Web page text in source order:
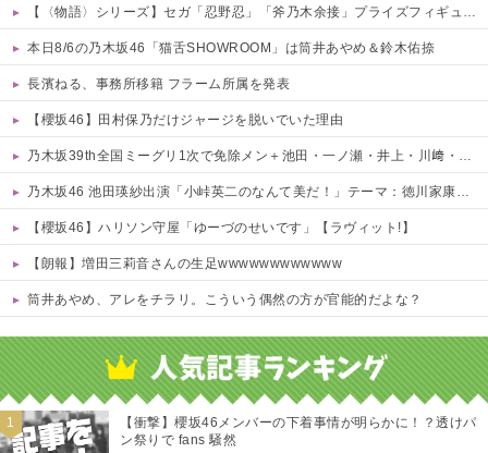
【〈物語〉シリーズ】セガ「忍野忍」「斧乃木余接」プライズフィギュア【彩色原型公開】
本日8/6の乃木坂46「猫舌SHOWROOM」は筒井あやめ＆鈴木佑捺
長濱ねる、事務所移籍 フラーム所属を発表
【櫻坂46】田村保乃だけジャージを脱いでいた理由
乃木坂39th全国ミーグリ1次で免除メン＋池田・一ノ瀬・井上・川﨑・菅原・中西が全完売
乃木坂46 池田瑛紗出演「小峠英二のなんて美だ！」テーマ：徳川家康【2025.8.5 24:00〜 TOKYO MX】
【櫻坂46】ハリソン守屋「ゆーづのせいです」【ラヴィット!】
【朗報】増田三莉音さんの生足wwwwwwwwwwww
筒井あやめ、アレをチラリ。こういう偶然の方が官能的だよな？
【衝撃】櫻坂46メンバーの下着事情が明らかに！？透けパ
ン祭りで fans 騒然